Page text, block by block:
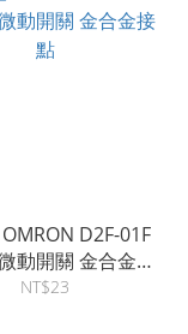
D2F-01F
動開關 金合金接
點
NT$23